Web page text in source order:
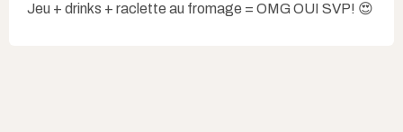
Jeu + drinks + raclette au fromage = OMG OUI SVP! 😍